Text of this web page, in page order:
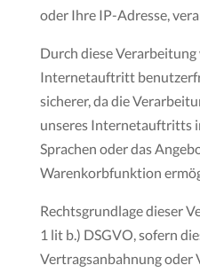
oder Ihre IP-Adresse,
Durch diese
Internetauftritt
sicherer, da die
unseres Internetauftritts
Sprachen oder das
Warenkorbfunktion
Rechtsgrundlage dieser
1 lit b.) DSGVO, sofern
Vertragsanbahnung oder